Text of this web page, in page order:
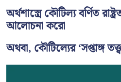
অর্থশাস্ত্রে কৌটিল্য বর্ণিত
আলোচনা করো
অথবা, কৌটিল্যের ‘সপ্তাঙ্গ